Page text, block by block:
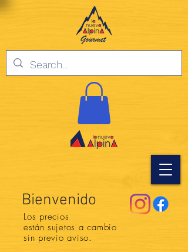
Bienvenido
Los precios
están sujetos a cambio
sin previo aviso.